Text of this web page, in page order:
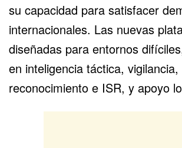
su capacidad para satisfacer
internacionales. Las nuevas
diseñadas para entornos
en inteligencia táctica, vigilancia,
reconocimiento e ISR, y apoyo